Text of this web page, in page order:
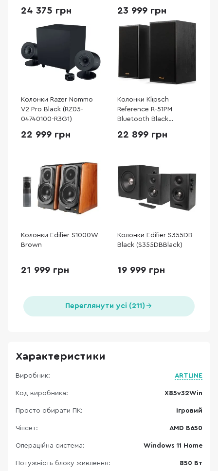
24 375 грн 23 999 грн
Колонки Razer Nommo
V2 Pro Black (RZ05-
04740100-R3G1)
22 999 грн
Колонки Klipsch
Reference R-51PM
Bluetooth Black
22 899 грн
Колонки Edifier S1000W
Brown
21 999 грн
Колонки Edifier S355DB
Black (S355DBBlack)
19 999 грн
Переглянути усі (211)
Характеристики
Виробник: ARTLINE
Код виробника: X85v32Win
Просто обирати ПК: Ігровий
Чіпсет: AMD B650
Операційна система: Windows 11 Home
Потужність блоку живлення: 850 Вт